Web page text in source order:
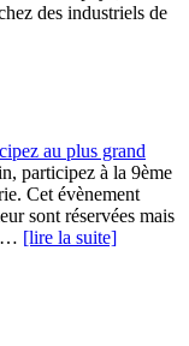
des industriels de
au plus grand
participez à la 9ème
Cet évènement
sont réservées mais
[lire la suite]